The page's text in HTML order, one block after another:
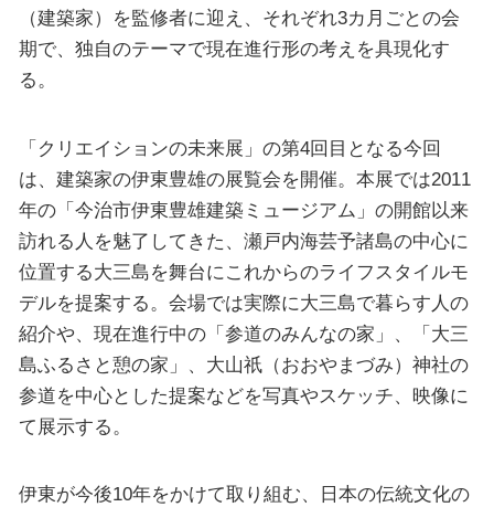
（建築家）を監修者に迎え、それぞれ3カ月ごとの会
期で、独自のテーマで現在進行形の考えを具現化す
る。
「クリエイションの未来展」の第4回目となる今回
は、建築家の伊東豊雄の展覧会を開催。本展では2011
年の「今治市伊東豊雄建築ミュージアム」の開館以来
訪れる人を魅了してきた、瀬戸内海芸予諸島の中心に
位置する大三島を舞台にこれからのライフスタイルモ
デルを提案する。会場では実際に大三島で暮らす人の
紹介や、現在進行中の「参道のみんなの家」、「大三
島ふるさと憩の家」、大山祇（おおやまづみ）神社の
参道を中心とした提案などを写真やスケッチ、映像に
て展示する。
伊東が今後10年をかけて取り組む、日本の伝統文化の